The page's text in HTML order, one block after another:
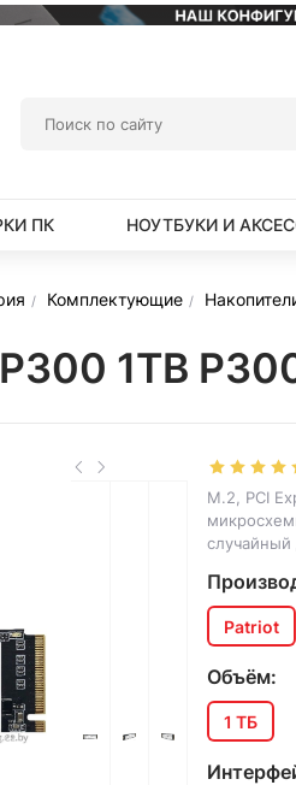
ПК НОУТБУКИ И
Комплектующие
1TB
M.2, PCI
случайный
Patriot
Объём:
1 ТБ